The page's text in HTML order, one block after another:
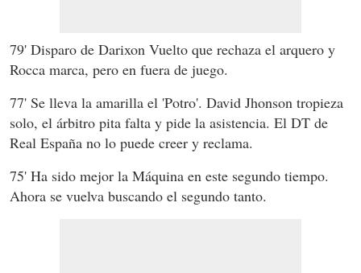
79' Disparo de Darixon Vuelto que rechaza el arquero y
Rocca marca, pero en fuera de juego.
77' Se lleva la amarilla el 'Potro'. David Jhonson tropieza
solo, el árbitro pita falta y pide la asistencia. El DT de
Real España no lo puede creer y reclama.
75' Ha sido mejor la Máquina en este segundo tiempo.
Ahora se vuelva buscando el segundo tanto.